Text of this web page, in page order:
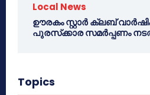
Local News
ഊരകം സ്റ്റാർ ക്ലബ്
പുരസ്‌ക്കാര സമർപ്പണം
Topics